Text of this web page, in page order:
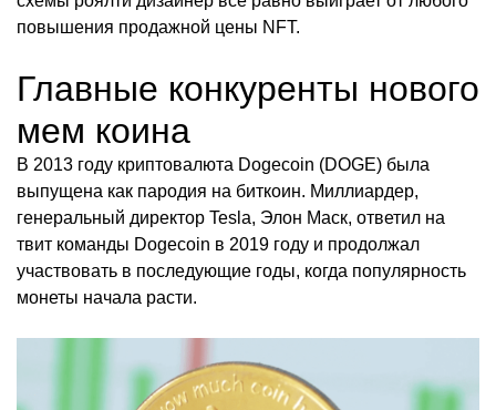
повышения продажной цены NFT.
Главные конкуренты нового
мем коина
В 2013 году криптовалюта Dogecoin (DOGE) была
выпущена как пародия на биткоин. Миллиардер,
генеральный директор Tesla, Элон Маск, ответил на
твит команды Dogecoin в 2019 году и продолжал
участвовать в последующие годы, когда популярность
монеты начала расти.